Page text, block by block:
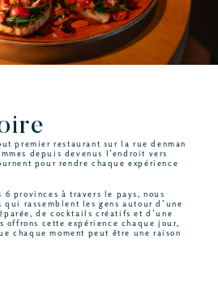
premier restaurant sur la rue denman
depuis devenus l’endroit vers
pour rendre chaque expérience
6 provinces à travers le pays, nous
qui rassemblent les gens autour d’une
de cocktails créatifs et d’une
cette expérience chaque jour,
chaque moment peut être une raison